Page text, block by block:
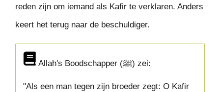
reden zijn om iemand als Kafir te verklaren. Anders
keert het terug naar de beschuldiger.
Allah's Boodschapper (ﷺ) zei:
"Als een man tegen zijn broeder zegt: O Kafir